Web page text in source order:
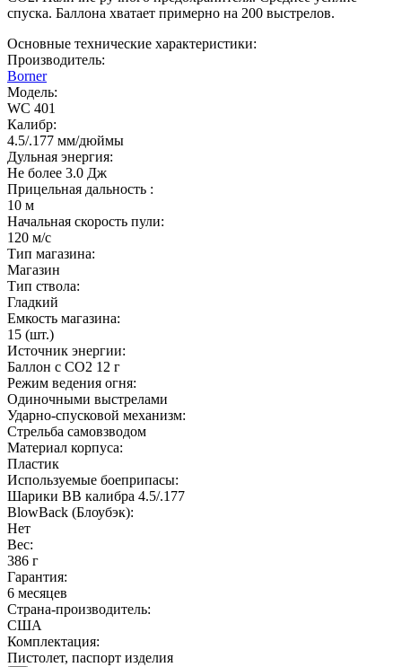
спуска. Баллона хватает примерно на 200 выстрелов.
Основные технические характеристики:
Производитель:
Borner
Модель:
WC 401
Калибр:
4.5/.177 мм/дюймы
Дульная энергия:
Не более 3.0 Дж
Прицельная дальность :
10 м
Начальная скорость пули:
120 м/с
Тип магазина:
Магазин
Тип ствола:
Гладкий
Емкость магазина:
15 (шт.)
Источник энергии:
Баллон с СО2 12 г
Режим ведения огня:
Одиночными выстрелами
Ударно-спусковой механизм:
Стрельба самовзводом
Материал корпуса:
Пластик
Используемые боеприпасы:
Шарики ВВ калибра 4.5/.177
BlowBack (Блоубэк):
Нет
Вес:
386 г
Гарантия:
6 месяцев
Страна-производитель:
США
Комплектация:
Пистолет, паспорт изделия